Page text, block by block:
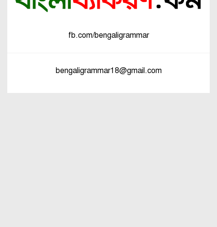
fb.com/bengaligrammar
bengaligrammar18@gmail.com